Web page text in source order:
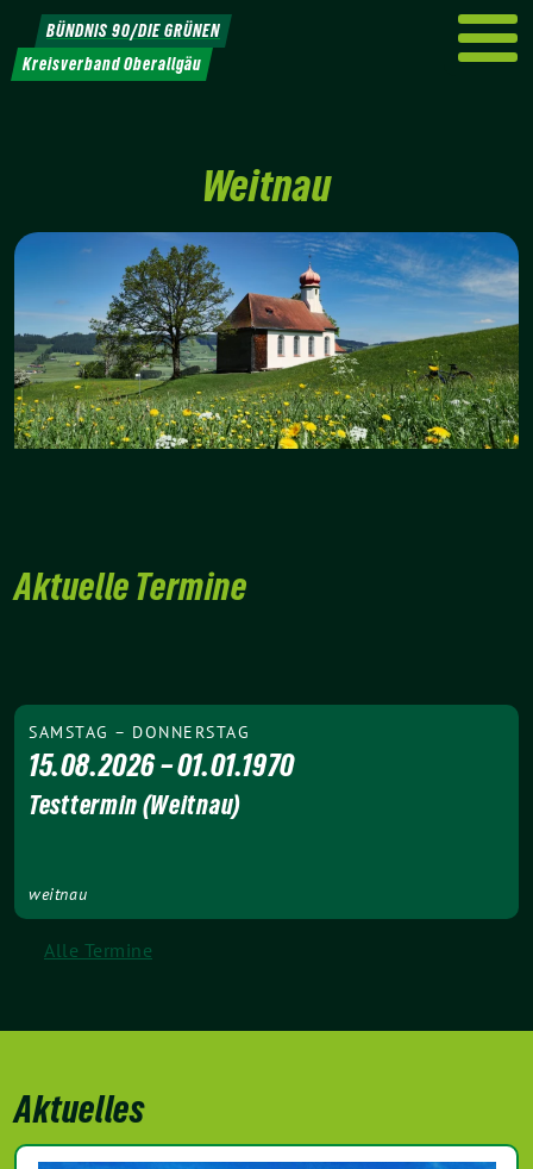
Weiter
zum
Inhalt
BÜNDNIS 90/DIE GRÜNEN
Kreisverband Oberallgäu
Weitnau
Aktuelle Termine
SAMSTAG – DONNERSTAG
15.08.2026 – 01.01.1970
Testtermin (Weitnau)
weitnau
Alle Termine
Aktuelles